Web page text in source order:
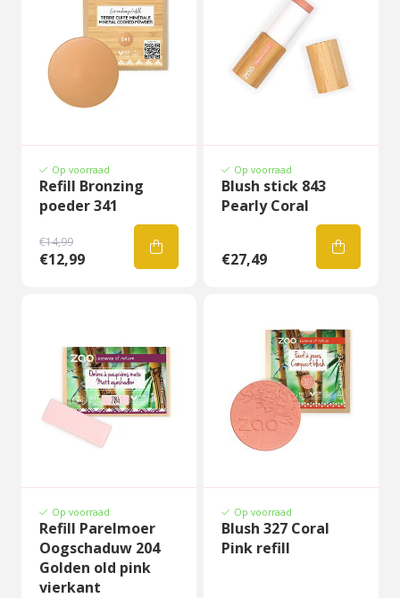
Op voorraad
Refill Bronzing
poeder 341
€14,99
€12,99
Op voorraad
Blush stick 843
Pearly Coral
€27,49
Op voorraad
Refill Parelmoer
Oogschaduw 204
Golden old pink
vierkant
Op voorraad
Blush 327 Coral
Pink refill